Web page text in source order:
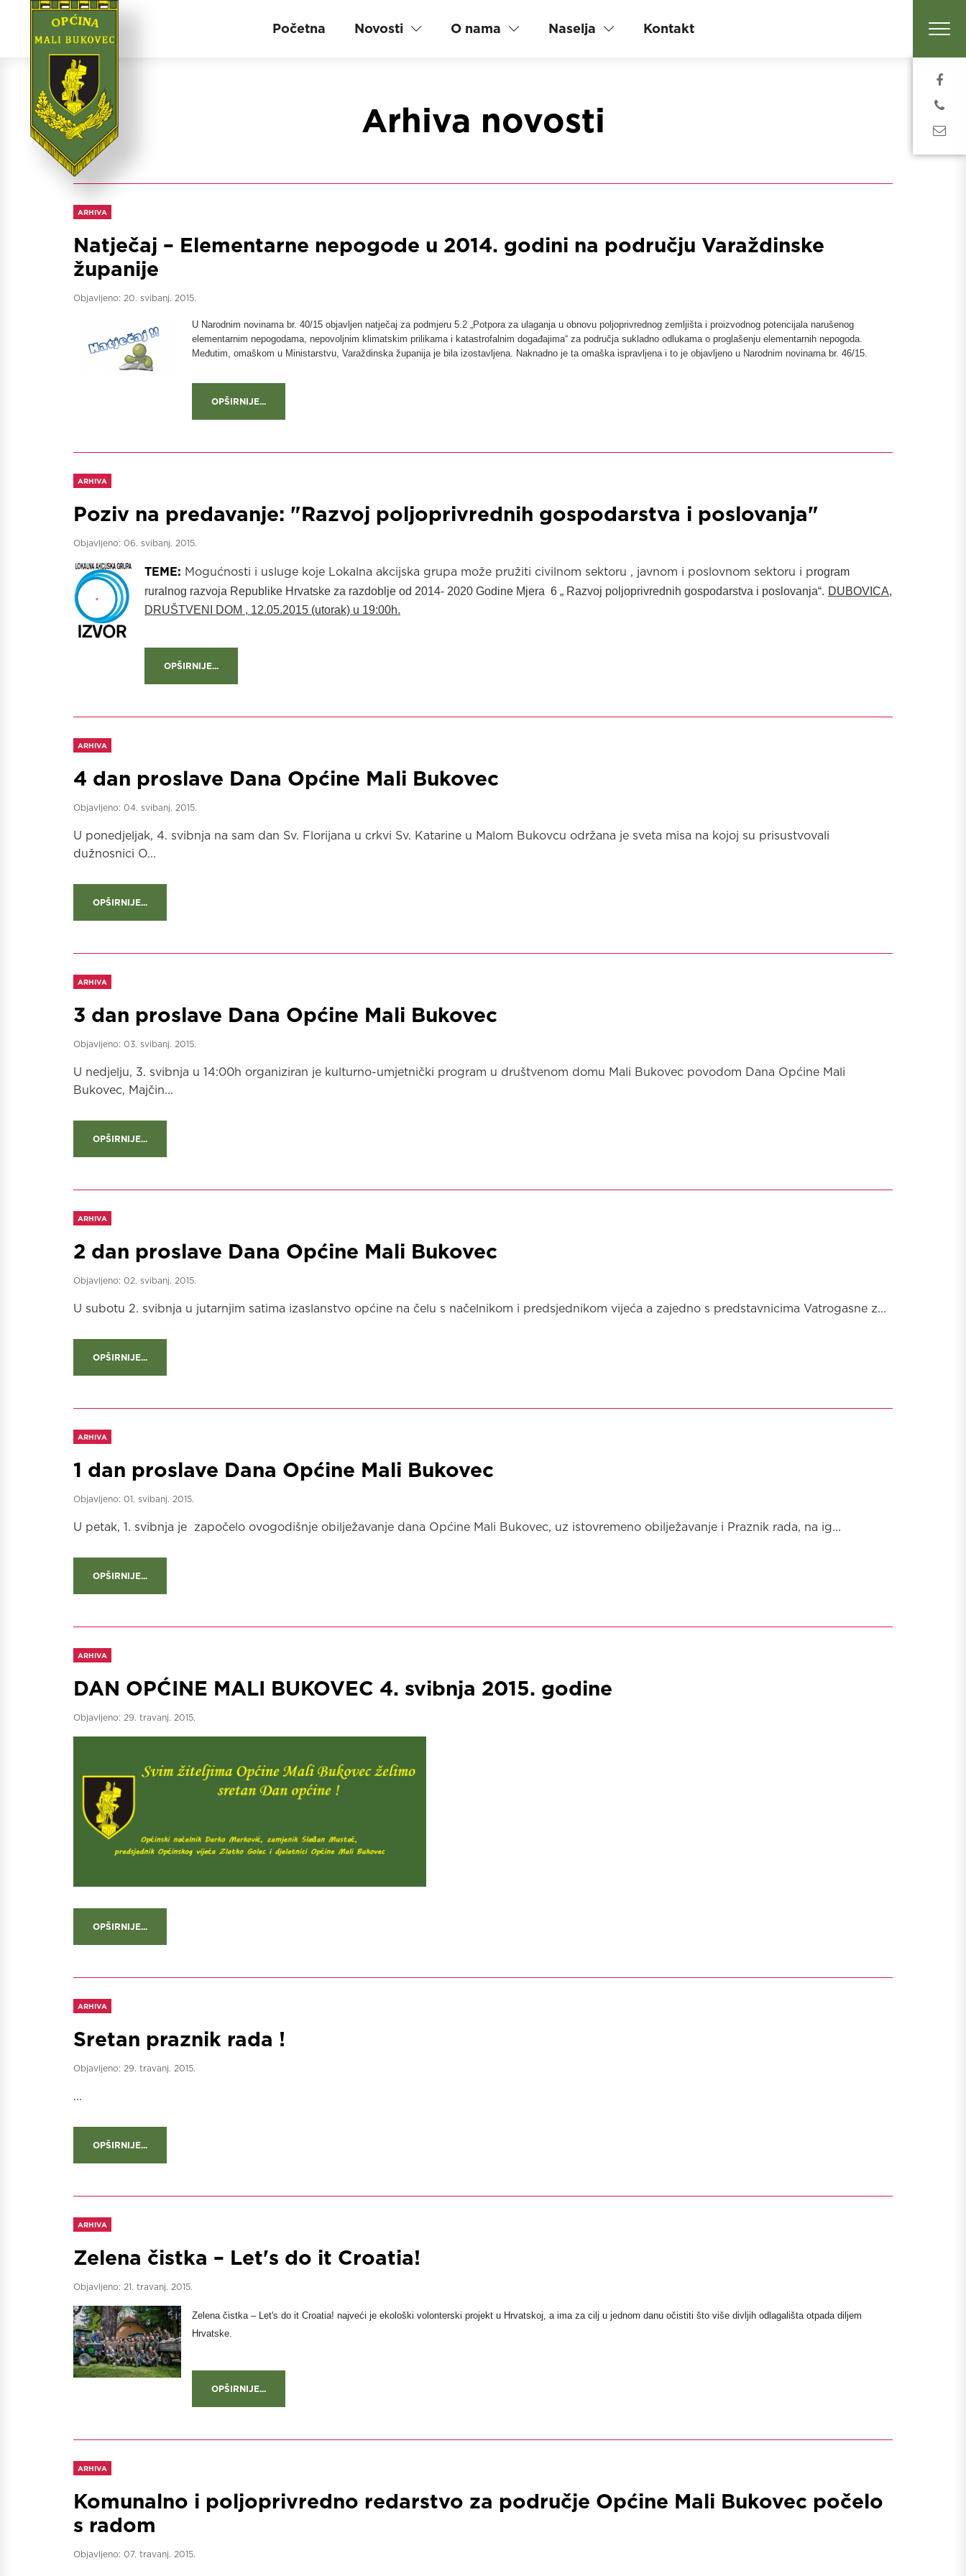
Početna Novosti O nama Naselja Kontakt
Arhiva novosti
ARHIVA
Natječaj – Elementarne nepogode u 2014. godini na području Varaždinske
županije
Objavljeno: 20. svibanj. 2015.
U Narodnim novinama br. 40/15 objavljen natječaj za podmjeru 5.2 „Potpora za ulaganja u obnovu poljoprivrednog zemljišta i proizvodnog potencijala narušenog
elementarnim nepogodama, nepovoljnim klimatskim prilikama i katastrofalnim događajima“ za područja sukladno odlukama o proglašenju elementarnih nepogoda.
Međutim, omaškom u Ministarstvu, Varaždinska županija je bila izostavljena. Naknadno je ta omaška ispravljena i to je objavljeno u Narodnim novinama br. 46/15.
OPŠIRNIJE...
ARHIVA
Poziv na predavanje: "Razvoj poljoprivrednih gospodarstva i poslovanja"
Objavljeno: 06. svibanj. 2015.
TEME: Mogućnosti i usluge koje Lokalna akcijska grupa može pružiti civilnom sektoru , javnom i poslovnom sektoru i program
ruralnog razvoja Republike Hrvatske za razdoblje od 2014- 2020 Godine Mjera 6 „ Razvoj poljoprivrednih gospodarstva i poslovanja“. DUBOVICA,
DRUŠTVENI DOM , 12.05.2015 (utorak) u 19:00h.
OPŠIRNIJE...
ARHIVA
4 dan proslave Dana Općine Mali Bukovec
Objavljeno: 04. svibanj. 2015.
U ponedjeljak, 4. svibnja na sam dan Sv. Florijana u crkvi Sv. Katarine u Malom Bukovcu održana je sveta misa na kojoj su prisustvovali
dužnosnici O...
OPŠIRNIJE...
ARHIVA
3 dan proslave Dana Općine Mali Bukovec
Objavljeno: 03. svibanj. 2015.
U nedjelju, 3. svibnja u 14:00h organiziran je kulturno-umjetnički program u društvenom domu Mali Bukovec povodom Dana Općine Mali
Bukovec, Majčin...
OPŠIRNIJE...
ARHIVA
2 dan proslave Dana Općine Mali Bukovec
Objavljeno: 02. svibanj. 2015.
U subotu 2. svibnja u jutarnjim satima izaslanstvo općine na čelu s načelnikom i predsjednikom vijeća a zajedno s predstavnicima Vatrogasne z...
OPŠIRNIJE...
ARHIVA
1 dan proslave Dana Općine Mali Bukovec
Objavljeno: 01. svibanj. 2015.
U petak, 1. svibnja je započelo ovogodišnje obilježavanje dana Općine Mali Bukovec, uz istovremeno obilježavanje i Praznik rada, na ig...
OPŠIRNIJE...
ARHIVA
DAN OPĆINE MALI BUKOVEC 4. svibnja 2015. godine
Objavljeno: 29. travanj. 2015.
OPŠIRNIJE...
ARHIVA
Sretan praznik rada !
Objavljeno: 29. travanj. 2015.
...
OPŠIRNIJE...
ARHIVA
Zelena čistka – Let's do it Croatia!
Objavljeno: 21. travanj. 2015.
Zelena čistka – Let's do it Croatia! najveći je ekološki volonterski projekt u Hrvatskoj, a ima za cilj u jednom danu očistiti što više divljih odlagališta otpada diljem
Hrvatske.
OPŠIRNIJE...
ARHIVA
Komunalno i poljoprivredno redarstvo za područje Općine Mali Bukovec počelo
s radom
Objavljeno: 07. travanj. 2015.